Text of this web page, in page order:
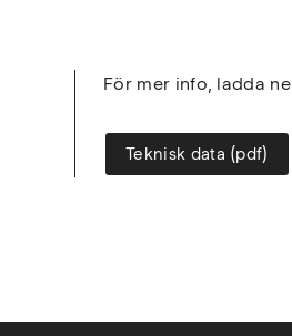
För mer info, ladda
Teknisk data (pdf)